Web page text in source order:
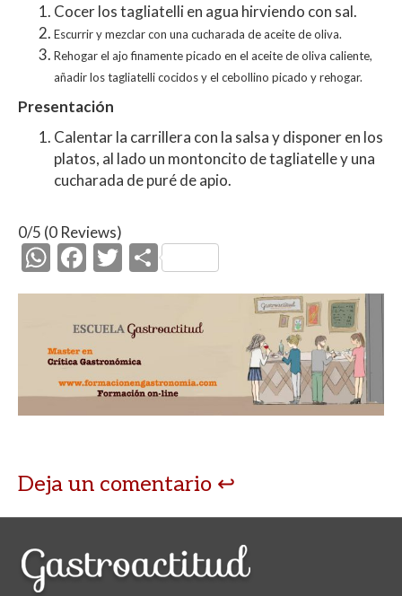
Cocer los tagliatelli en agua hirviendo con sal.
Escurrir y mezclar con una cucharada de aceite de oliva.
Rehogar el ajo finamente picado en el aceite de oliva caliente,
añadir los tagliatelli cocidos y el cebollino picado y rehogar.
Presentación
Calentar la carrillera con la salsa y disponer en los
platos, al lado un montoncito de tagliatelle y una
cucharada de puré de apio.
0/5 (0 Reviews)
W
h
at
s
A
p
F
ac
e
b
o
o
T
w
itt
er
C
o
p
ar
ti
Deja un comentario